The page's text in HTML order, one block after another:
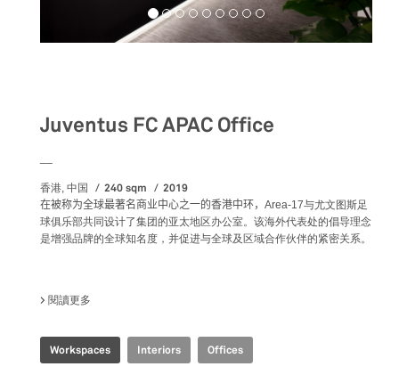
Juventus FC APAC Office
香港, 中国 240 sqm 2019
在被称为全球最著名商业中心之一的香港中环， Area-17与尤文图斯足
球俱乐部共同设计了集团的亚太地区办公室。该海外代表处的倡导理念
是增强品牌的全球知名度，并促进与全球及区域合作伙伴的紧密关系。
閱讀更多
Workspaces Interiors Offices